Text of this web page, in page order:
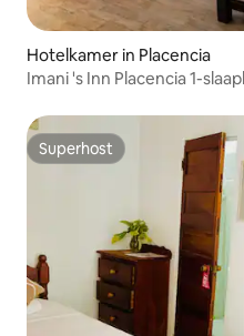
Hotelkamer in Placencia
Imani 's Inn Placencia 1-
Superhost
Superhost